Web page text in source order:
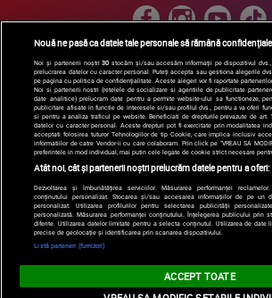
Copyright © 2026 / DIGI
Arhiva
Comunicate de presă Politica de
si conditii
Gestionați preferințele|
Nouă ne pasă ca datele tale personale să rămână confidențiale
Noi și partenerii noștri30 stocăm și/sau accesăm informații pe dispozitivul
prelucrarea datelor cu caracter personal. Puteți accepta sau gestiona alegerile
pe pagina cu politica de confidențialitate. Aceste alegeri vor fi raportate
Noi si partenerii nostri (retelele de socializare si agentiile de publicitate
date analitice) prelucram date pentru a permite website-ului sa functioneze,
publicitare afisate in functie de interesele si/sau profilul dvs., pentru a va oferi
si pentru a analiza traficul pe website. Beneficiati de drepturile prevazute de art.
datelor cu caracter personal. Aceste drepturi pot fi exercitate prin modalitatea
acceptati folosirea tuturor Tehnologiilor de tip Cookie, care implica inclusiv
informatiilor de catre Vendor-ii cu care colaboram. Prin click pe “VREAU SA
preferintele in mod individual, mai putin cele legate de cookie strict necesare
Atât noi, cât și partenerii noștri prelucrăm datele pentru a oferi:
Dezvoltarea și îmbunătățirea serviciilor. Măsurarea performanței
conținutului personalizat. Stocarea și/sau accesarea informațiilor de pe un
personalizat. Utilizarea profilurilor pentru selectarea publicității
personalizată. Măsurarea performanței conținutului. Înțelegerea publicului
diferite. Utilizarea datelor limitate pentru a selecta conținutul. Utilizarea de date
precise de geolocație și identificarea prin scanarea dispozitivului.
Listă parteneri (furnizori)
ACCEPT TOATE